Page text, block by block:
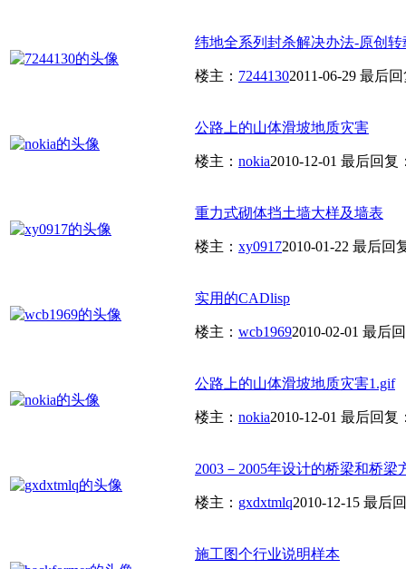
纬地全系列封杀解决办法-原创
楼主： 72441302011-06-29 最后
公路上的山体滑坡地质灾害
楼主： nokia2010-12-01 最后回复
重力式砌体挡土墙大样及墙表
楼主： xy09172010-01-22 最后回
实用的CADlisp
楼主： wcb19692010-02-01 最后
公路上的山体滑坡地质灾害1.gif
楼主： nokia2010-12-01 最后回复
2003－2005年设计的桥梁和桥梁
楼主： gxdxtmlq2010-12-15 最后
施工图个行业说明样本